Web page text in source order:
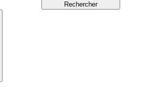
Rechercher